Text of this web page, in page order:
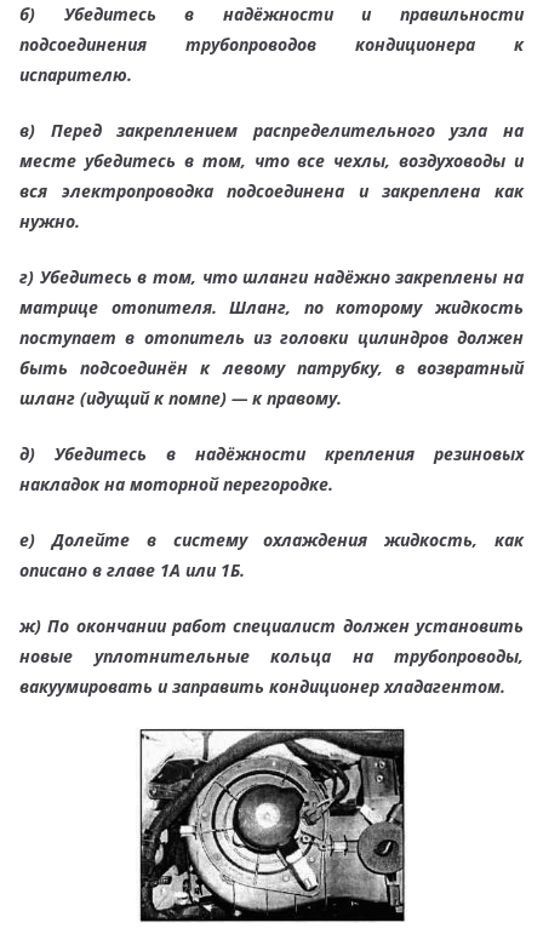
б)
Убедитесь в надёжности и правильности
подсоединения трубопроводов кондиционера к
испарителю.
в)
Перед закреплением распределительного узла на
месте убедитесь в том, что все чехлы, воздуховоды и
вся электропроводка подсоединена и закреплена как
нужно.
г) Убедитесь в том, что шланги надёжно закреплены на
матрице отопителя. Шланг, по которому жидкость
поступает в отопитель из головки цилиндров должен
быть подсоединён к левому патрубку, в возвратный
шланг (идущий к помпе) — к правому.
д)
Убедитесь в надёжности крепления резиновых
накладок на моторной перегородке.
е)
Долейте в систему охлаждения жидкость, как
описано в главе 1А или 1Б.
ж) По окончании работ специалист должен установить
новые уплотнительные кольца на трубопроводы,
вакуумировать и заправить кондиционер хладагентом.